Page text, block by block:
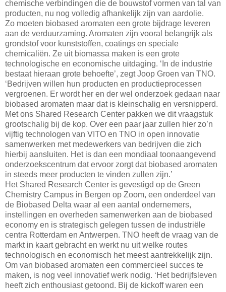
chemische verbindingen die de bouwstof vormen van tal van
producten, nu nog volledig afhankelijk zijn van aardolie.
Zo moeten biobased aromaten een grote bijdrage leveren
aan de verduurzaming. Aromaten zijn vooral belangrijk als
grondstof voor kunststoffen, coatings en speciale
chemicaliën. Ze uit biomassa maken is een grote
technologische en economische uitdaging. ‘In de industrie
bestaat hieraan grote behoefte’, zegt Joop Groen van TNO.
‘Bedrijven willen hun producten en productieprocessen
vergroenen. Er wordt her en der wel onderzoek gedaan naar
biobased aromaten maar dat is kleinschalig en versnipperd.
Met ons Shared Research Center pakken we dit vraagstuk
grootschalig bij de kop. Over een paar jaar zullen hier zo’n
vijftig technologen van VITO en TNO in open innovatie
samenwerken met medewerkers van bedrijven die zich
hierbij aansluiten. Het is dan een mondiaal toonaangevend
onderzoekscentrum dat ervoor zorgt dat biobased aromaten
in steeds meer producten te vinden zullen zijn.’
Het Shared Research Center is gevestigd op de Green
Chemistry Campus in Bergen op Zoom, een onderdeel van
de Biobased Delta waar al een aantal ondernemers,
instellingen en overheden samenwerken aan de biobased
economy en is strategisch gelegen tussen de industriële
centra Rotterdam en Antwerpen. TNO heeft de vraag van de
markt in kaart gebracht en werkt nu uit welke routes
technologisch en economisch het meest aantrekkelijk zijn.
Om van biobased aromaten een commercieel succes te
maken, is nog veel innovatief werk nodig. ‘Het bedrijfsleven
heeft zich enthousiast getoond. Bij de kickoff waren een